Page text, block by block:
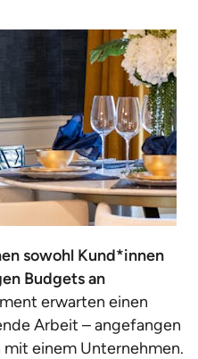
sowohl Kund*innen
Budgets an
erwarten einen
Arbeit – angefangen
einem Unternehmen.